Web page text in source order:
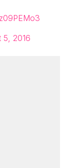
5, 2016